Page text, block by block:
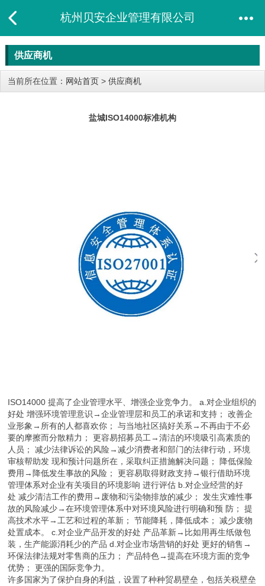
杭州贝安企业管理有限公司
供应商机
当前所在位置： 网站首页 > 供应商机
盐城ISO14000标准机构
ISO14000 提高了企业管理水平、增强企业竞争力。 a.对企业组织的
好处 增强环境管理意识→企业管理层和员工的承诺和支持； 改善企
业形象→所有的人都喜欢你； 与当地社区搞好关系→不再由于不必
要的摩擦而分散精力； 更容易招募员工→清洁的环境吸引高素质的
人员； 减少法律诉讼的风险→减少消费者和部门的法律行动，环境
审核帮助发 现和预计问题所在，采取纠正措施解决问题； 降低保险
费用→降低发生事故的风险； 更容易取得财政支持→银行借助环境
管理体系对企业有关项目的环境影响 进行评估 b.对企业经营的好
处 减少清洁工作的费用→废物和污染物排放的减少； 发生灾难性事
故的风险减少→在环境管理体系中对环境风险进行明确和预 防； 提
高技术水平→工艺和过程的革新； 节能降耗，降低成本； 减少废物
处置成本。 c.对企业产品开发的好处 产品革新→比如用再生纸做包
装，生产能源消耗少的产品 d.对企业市场营销的好处 更好的销售→
环保法律法规对零售商的压力； 产品特色→提高在环境方面的竞争
优势； 更强的国际竞争力。
许多国家为了保护自身的利益，设置了种种贸易壁垒，包括关税壁垒